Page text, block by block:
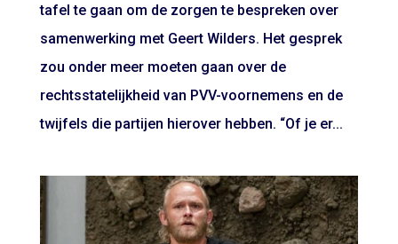
tafel te gaan om de zorgen te bespreken over
samenwerking met Geert Wilders. Het gesprek
zou onder meer moeten gaan over de
rechtsstatelijkheid van PVV-voornemens en de
twijfels die partijen hierover hebben. “Of je er...